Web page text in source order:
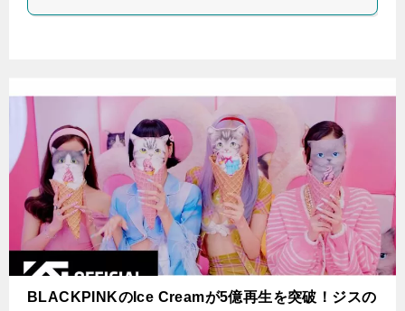
BLACKPINKのIce Creamが5億再生を突破！ジスの